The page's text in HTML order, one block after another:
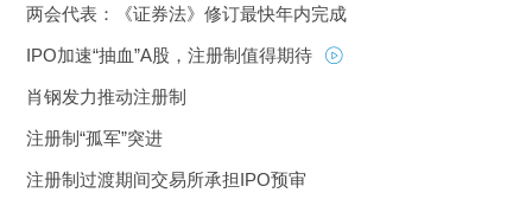
两会代表：《证券法》修订最快年内完成
IPO加速“抽血”A股，注册制值得期待
肖钢发力推动注册制
注册制“孤军”突进
注册制过渡期间交易所承担IPO预审